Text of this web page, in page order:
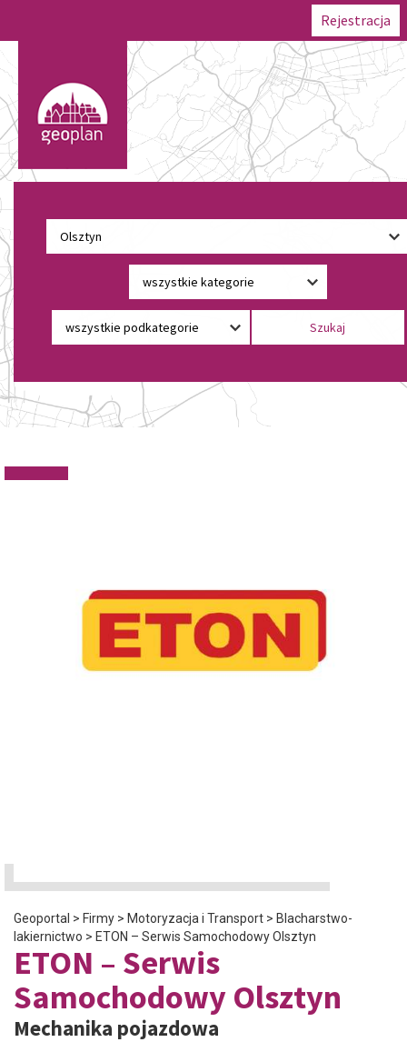
Rejestracja
Geoportal > Firmy > Motoryzacja i Transport > Blacharstwo-
lakiernictwo > ETON – Serwis Samochodowy Olsztyn
ETON – Serwis
Samochodowy Olsztyn
Mechanika pojazdowa